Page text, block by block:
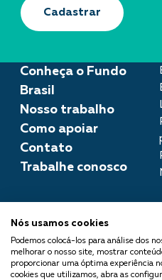
Conheça o Fundo
Brasil
Nosso trabalho
Como apoiar
Contato
Trabalhe conosco
imprensa@fundobrasil.org.br
O Fundo Brasil integra a Rede
Comuá - Filantropia que
Cadastrar
Nós usamos cookies
Podemos colocá-los para análise dos
melhorar o nosso site, mostrar
proporcionar uma óptima experiência
cookies que utilizamos, abra as